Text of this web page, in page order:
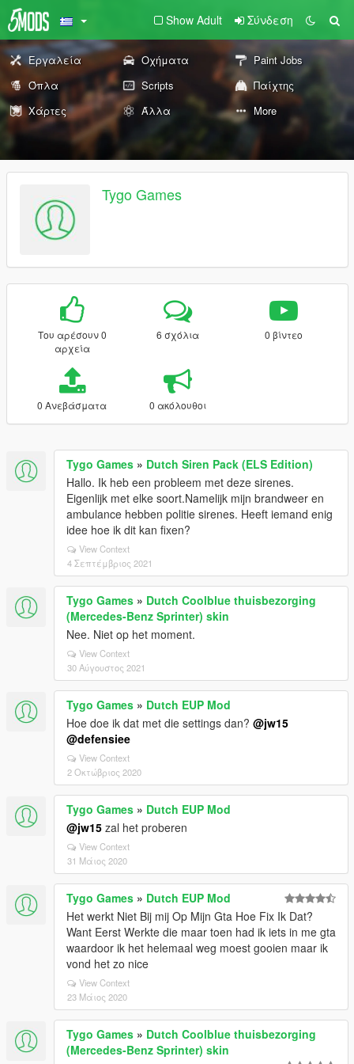
Show Adult Σύνδεση
Εργαλεία Οχήματα
Paint Jobs
Όπλα
Scripts
Παίχτης
Χάρτες
Άλλα More
Tygo Games
Του αρέσουν 0
αρχεία
6 σχόλια 0 βίντεο
0 Ανεβάσματα 0 ακόλουθοι
Tygo Games » Dutch Siren Pack (ELS Edition)
Hallo. Ik heb een probleem met deze sirenes.
Eigenlijk met elke soort.Namelijk mijn brandweer en
ambulance hebben politie sirenes. Heeft iemand enig
idee hoe ik dit kan fixen?
View Context
4 Σεπτέμβριος 2021
Tygo Games » Dutch Coolblue thuisbezorging
(Mercedes-Benz Sprinter) skin
Nee. Niet op het moment.
View Context
30 Αύγουστος 2021
Tygo Games » Dutch EUP Mod
Hoe doe ik dat met die settings dan? @jw15
@defensiee
View Context
2 Οκτώβριος 2020
Tygo Games » Dutch EUP Mod
@jw15 zal het proberen
View Context
31 Μάιος 2020
Tygo Games » Dutch EUP Mod
Het werkt Niet Bij mij Op Mijn Gta Hoe Fix Ik Dat?
Want Eerst Werkte die maar toen had ik iets in me gta
waardoor ik het helemaal weg moest gooien maar ik
vond het zo nice
View Context
23 Μάιος 2020
Tygo Games » Dutch Coolblue thuisbezorging
(Mercedes-Benz Sprinter) skin